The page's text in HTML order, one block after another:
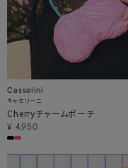
Casselini
キャセリーニ
Cherryチャームポーチ
¥ 4,950